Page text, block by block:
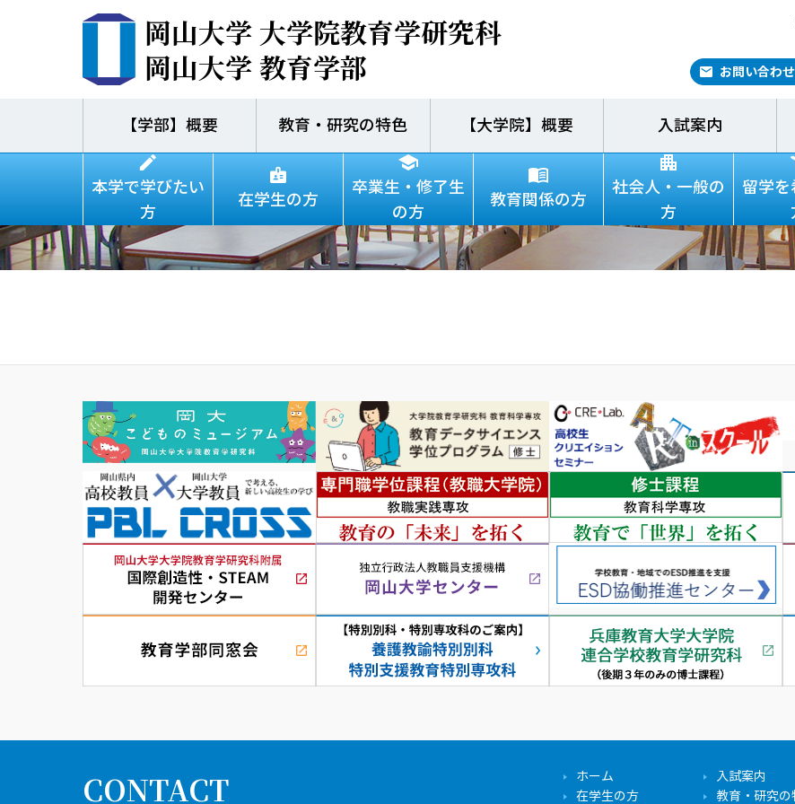
岡山大学 大学院教育学研究科
岡山大学 教育学部
お問い合わせ
【学部】概要 教育・研究の特色 【大学院】概要 入試案内
本学で学びたい
方
在学生の方
卒業生・修了生
の方
教育関係の方
社会人・一般の
方
留学を
芸術教育による完成に働きかけるESDの構
力の育成～報告書
CONTACT ホーム 入試案内
在学生の方
教育・研究の